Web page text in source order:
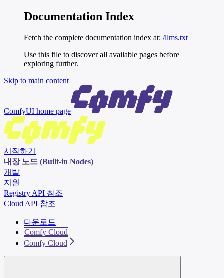
Documentation Index
Fetch the complete documentation index at: /llms.txt
Use this file to discover all available pages before
exploring further.
Skip to main content
ComfyUI home page
시작하기
내장 노드 (Built-in Nodes)
개발
지원
Registry API 참조
Cloud API 참조
다운로드
Comfy Cloud
Comfy Cloud